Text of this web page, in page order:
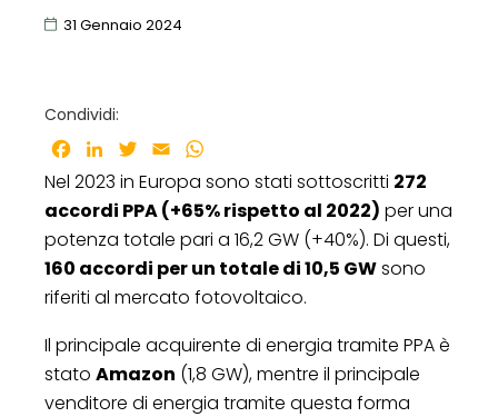
31 Gennaio 2024
Condividi:
Facebook
LinkedInTwitter
Email
Nel 2023 in Europa sono stati sottoscritti 272
accordi PPA (+65% rispetto al 2022) per una
potenza totale pari a 16,2 GW (+40%). Di questi,
160 accordi per un totale di 10,5 GWsono
riferiti al mercato fotovoltaico.
Il principale acquirente di energia tramite PPA è
stato Amazon (1,8 GW), mentre il principale
venditore di energia tramite questa forma